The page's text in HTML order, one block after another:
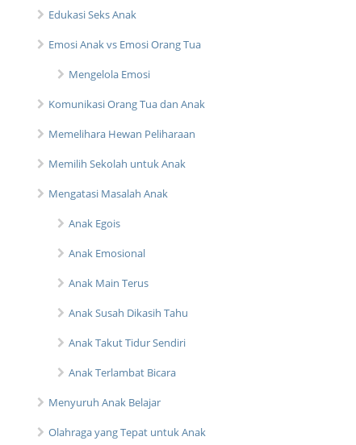
Edukasi Seks Anak
Emosi Anak vs Emosi Orang Tua
Mengelola Emosi
Komunikasi Orang Tua dan Anak
Memelihara Hewan Peliharaan
Memilih Sekolah untuk Anak
Mengatasi Masalah Anak
Anak Egois
Anak Emosional
Anak Main Terus
Anak Susah Dikasih Tahu
Anak Takut Tidur Sendiri
Anak Terlambat Bicara
Menyuruh Anak Belajar
Olahraga yang Tepat untuk Anak